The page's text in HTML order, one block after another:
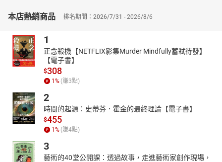
3-3 ComfyUI Manager
第四節 本地端軟體環境
4-1 基礎模型推薦與下載
4-2 Python安裝套件的基本指令
4-3 本地的基礎介面
4-4 模型庫簡介（/ComfyUI/Models）
第一節 工作流的基本結構
1-1 Model、CLIP與VAE
1-2 個別節點連接方式
1-3 Model相關節點
1-4 CLIP重要節點介紹
1-5 Conditioning節點
本店熱銷商品 排名期間：2026/7/31 - 2026/8/6
1
正念殺機【NETFLIX影集Murder Mindfully蓄弒待發】
【電子書】
$308
1 % (賺3點)
2
時間的起源：史蒂芬．霍金的最終理論【電子書】
$455
1 % (賺4點)
3
藝術的40堂公開課：透過故事，走進藝術家創作現場，